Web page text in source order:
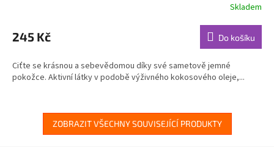
produktu
je
z
5
Skladem
245 Kč Do košíku
Ciťte se krásnou a sebevědomou díky své sametově jemné
pokožce. Aktivní látky v podobě výživného kokosového oleje,...
ZOBRAZIT VŠECHNY SOUVISEJÍCÍ PRODUKTY